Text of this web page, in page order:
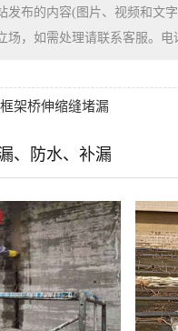
发布的内容(图片、视频和文
场，如需处理请联系客服。电
架桥伸缩缝堵漏
、防水、补漏